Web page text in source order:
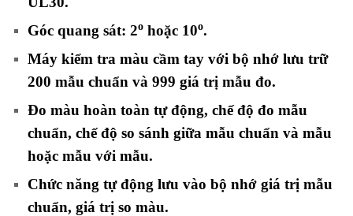
Góc quang sát: 2o hoặc 10o.
Máy kiểm tra màu cầm tay với bộ nhớ lưu trữ
200 mẫu chuẩn và 999 giá trị mẫu đo.
Đo màu hoàn toàn tự động, chế độ đo mẫu
chuẩn, chế độ so sánh giữa mẫu chuẩn và mẫu
hoặc mẫu với mẫu.
Chức năng tự động lưu vào bộ nhớ giá trị mẫu
chuẩn, giá trị so màu.